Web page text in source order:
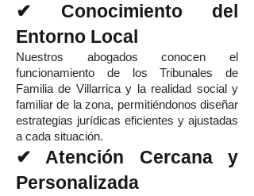
✔ Conocimiento del
Entorno Local
Nuestros abogados conocen el
funcionamiento de los Tribunales de
Familia de Villarrica y la realidad social y
familiar de la zona, permitiéndonos diseñar
estrategias jurídicas eficientes y ajustadas
a cada situación.
✔ Atención Cercana y
Personalizada